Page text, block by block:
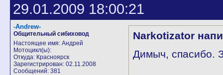
29.01.2009 18:00:21
-Andrew-
Общительный сибиховод
Настоящее имя: Андрей
Мотоцикл(ы):
Откуда: Красноярск
Зарегистрирован: 02.11.2008
Сообщений: 381
Narkotizator
Димыч, спасибо.